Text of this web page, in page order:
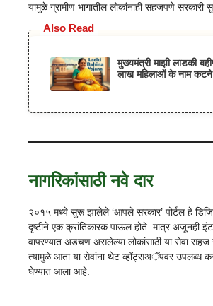
यामुळे ग्रामीण भागातील लोकांनाही सहजपणे सरकारी
Also Read
मुख्यमंत्री माझी लाडकी
लाख महिलाओं के नाम कटने
नागरिकांसाठी नवे दार
२०१५ मध्ये सुरू झालेले ‘आपले सरकार’ पोर्टल हे
दृष्टीने एक क्रांतिकारक पाऊल होते. मात्र अजूनही
वापरण्यात अडचण असलेल्या लोकांसाठी या सेवा सहज
त्यामुळे आता या सेवांना थेट व्हॉट्सअॅपवर उपलब्ध
घेण्यात आला आहे.